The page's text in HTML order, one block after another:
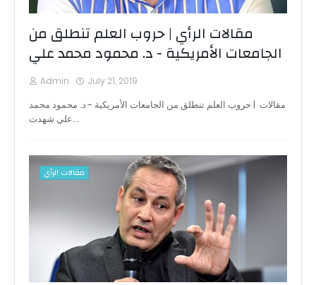
مقالات الرأي | حروب العلم تنطلق من
الجامعات الأمريكية - د. محمود محمد علي
Admin July 21, 2019
مقالات | حروب العلم تنطلق من الجامعات الأمريكية - د. محمود محمد
علي شهدت…
مقالات الرأي